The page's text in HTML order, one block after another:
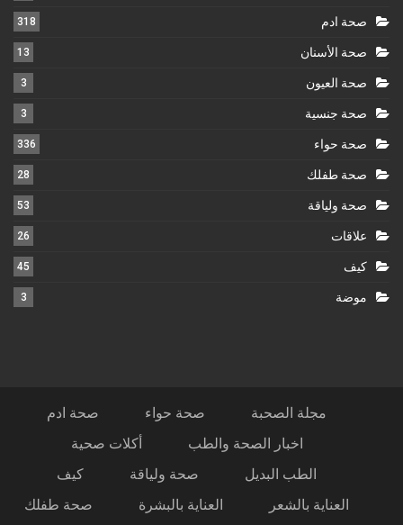
صحة ادم 318
صحة الأسنان 13
صحة العيون 3
صحة جنسية 3
صحة حواء 336
صحة طفلك 28
صحة ولياقة 53
علاقات 26
كيف 45
موضة 3
مجلة الصحبة صحة حواء
صحة ادم
اخبار الصحة والطب
أكلات صحية
الطب البديل
صحة ولياقة
كيف
العناية بالشعر
العناية بالبشرة صحة طفلك